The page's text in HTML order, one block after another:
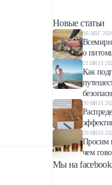
Новые статьи
06 АВГ
о
31 ИЮЛ
Как
30 ИЮЛ
29 ИЮЛ
Просим
чем
Мы на facebook